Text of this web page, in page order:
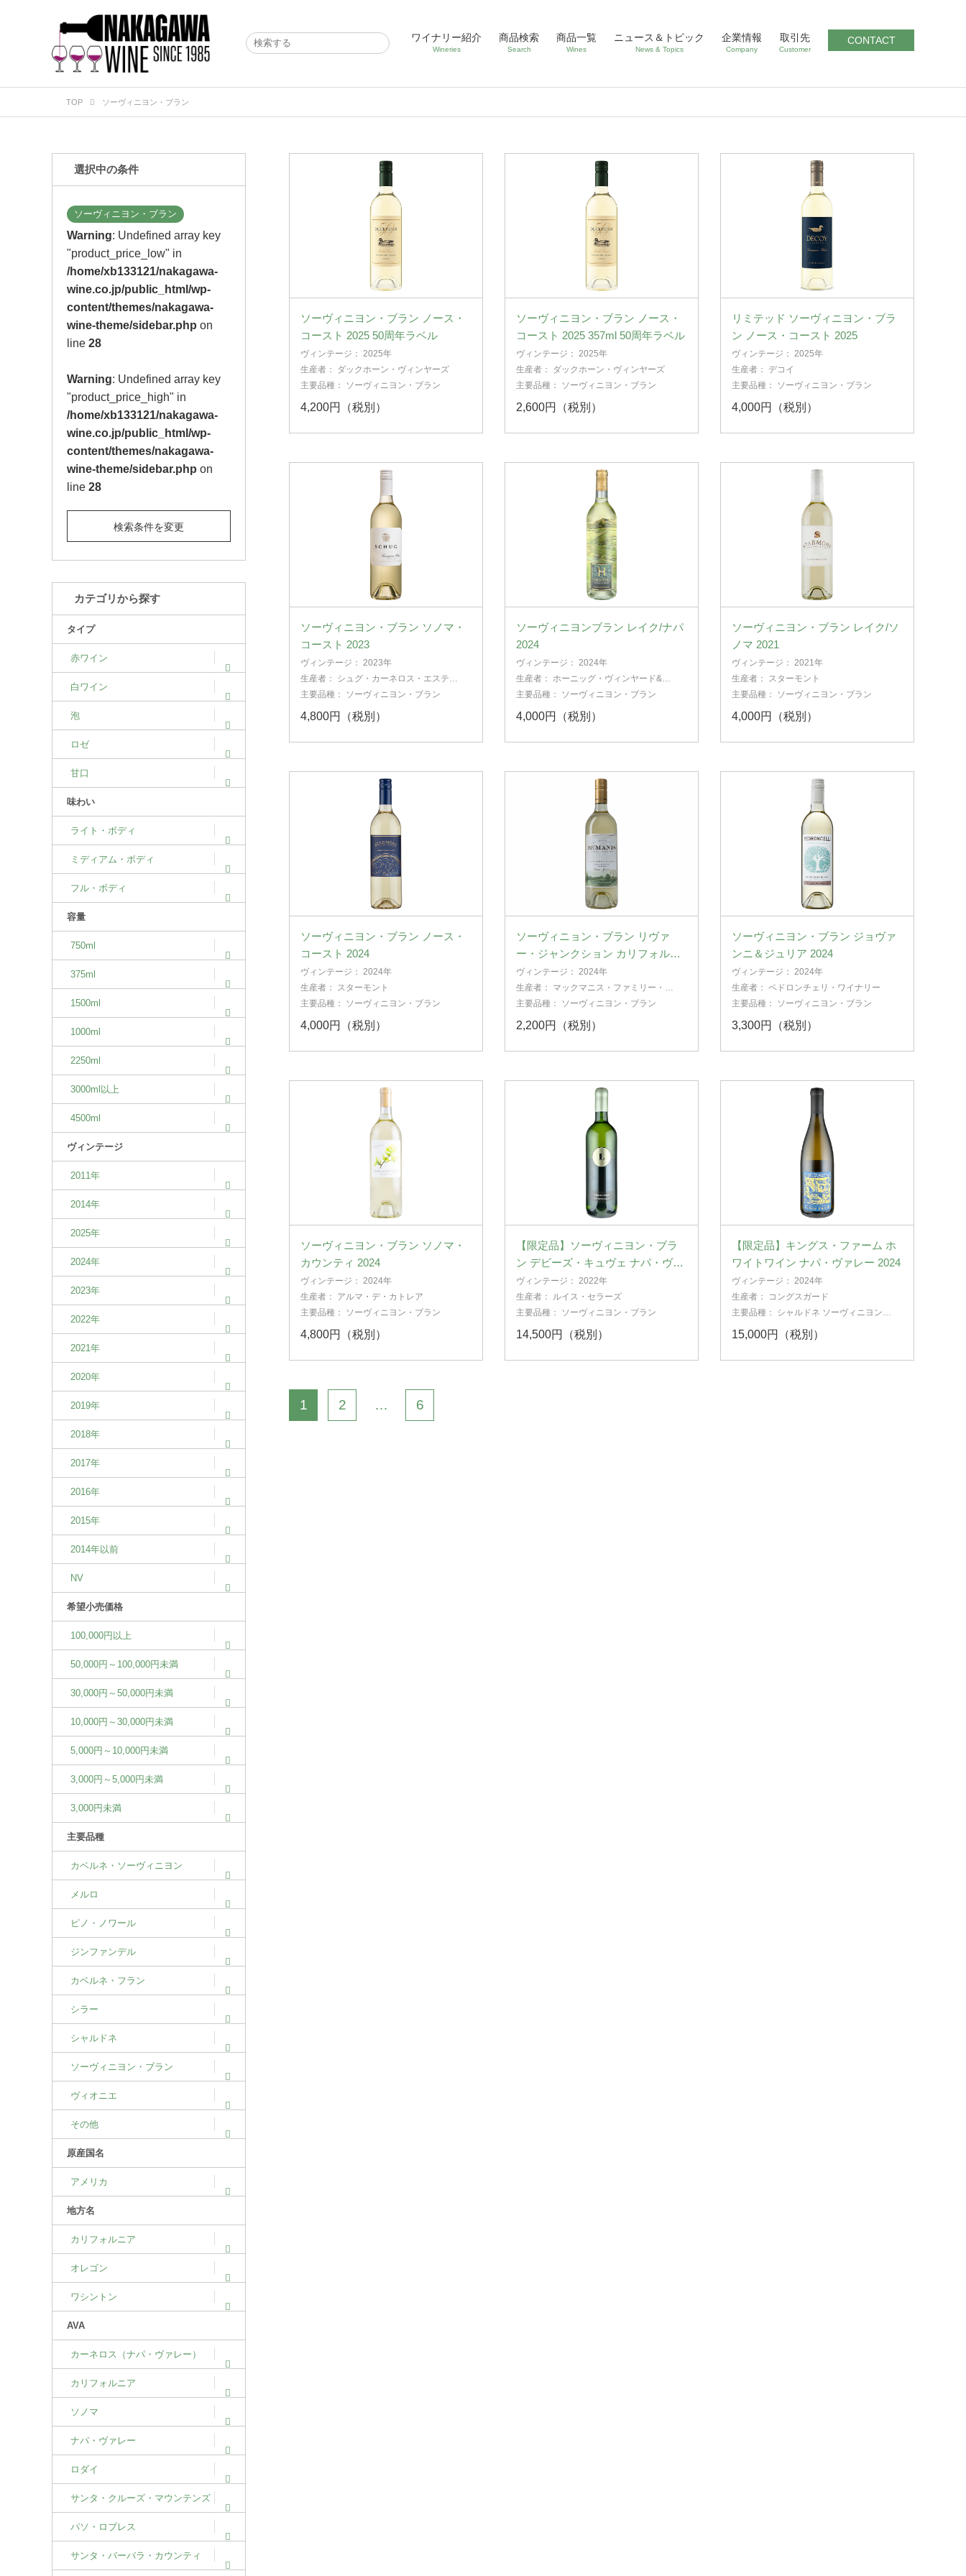
ワイナリー紹介
Wineries
商品検索
Search
商品一覧
Wines
ニュース＆トピック
News & Topics
企業情報
Company
取引先
Customer
CONTACT
TOP ソーヴィニヨン・ブラン
選択中の条件
ソーヴィニヨン・ブラン
Warning: Undefined array key
"product_price_low" in
/home/xb133121/nakagawa-
wine.co.jp/public_html/wp-
content/themes/nakagawa-
wine-theme/sidebar.php on
line 28
Warning: Undefined array key
"product_price_high" in
/home/xb133121/nakagawa-
wine.co.jp/public_html/wp-
content/themes/nakagawa-
wine-theme/sidebar.php on
line 28
検索条件を変更
カテゴリから探す
タイプ
赤ワイン
白ワイン
泡
ロゼ
甘口
味わい
ライト・ボディ
ミディアム・ボディ
フル・ボディ
容量
750ml
375ml
1500ml
1000ml
2250ml
3000ml以上
4500ml
ヴィンテージ
2011年
2014年
2025年
2024年
2023年
2022年
2021年
2020年
2019年
2018年
2017年
2016年
2015年
2014年以前
NV
希望小売価格
100,000円以上
50,000円～100,000円未満
30,000円～50,000円未満
10,000円～30,000円未満
5,000円～10,000円未満
3,000円～5,000円未満
3,000円未満
主要品種
カベルネ・ソーヴィニヨン
メルロ
ピノ・ノワール
ジンファンデル
カベルネ・フラン
シラー
シャルドネ
ソーヴィニヨン・ブラン
ヴィオニエ
その他
原産国名
アメリカ
地方名
カリフォルニア
オレゴン
ワシントン
AVA
カーネロス（ナパ・ヴァレー）
カリフォルニア
ソノマ
ナパ・ヴァレー
ロダイ
サンタ・クルーズ・マウンテンズ
パソ・ロブレス
サンタ・バーバラ・カウンティ
ソーヴィニヨン・ブラン ノース・
コースト 2025 50周年ラベル
ヴィンテージ： 2025年
生産者： ダックホーン・ヴィンヤーズ
主要品種： ソーヴィニヨン・ブラン
4,200円（税別）
ソーヴィニヨン・ブラン ノース・
コースト 2025 357ml 50周年ラベル
ヴィンテージ： 2025年
生産者： ダックホーン・ヴィンヤーズ
主要品種： ソーヴィニヨン・ブラン
2,600円（税別）
リミテッド ソーヴィニヨン・ブラ
ン ノース・コースト 2025
ヴィンテージ： 2025年
生産者： デコイ
主要品種： ソーヴィニヨン・ブラン
4,000円（税別）
ソーヴィニヨン・ブラン ソノマ・
コースト 2023
ヴィンテージ： 2023年
生産者： シュグ・カーネロス・エステー
ト・ワイナリー
主要品種： ソーヴィニヨン・ブラン
4,800円（税別）
ソーヴィニヨンブラン レイク/ナパ
2024
ヴィンテージ： 2024年
生産者： ホーニッグ・ヴィンヤード&ワ
イナリー
主要品種： ソーヴィニヨン・ブラン
4,000円（税別）
ソーヴィニヨン・ブラン レイク/ソ
ノマ 2021
ヴィンテージ： 2021年
生産者： スターモント
主要品種： ソーヴィニヨン・ブラン
4,000円（税別）
ソーヴィニヨン・ブラン ノース・
コースト 2024
ヴィンテージ： 2024年
生産者： スターモント
主要品種： ソーヴィニヨン・ブラン
4,000円（税別）
ソーヴィニョン・ブラン リヴァ
ー・ジャンクション カリフォルニ
ア 2024
ヴィンテージ： 2024年
生産者： マックマニス・ファミリー・ヴ
ィンヤーズ
主要品種： ソーヴィニヨン・ブラン
2,200円（税別）
ソーヴィニヨン・ブラン ジョヴァ
ンニ＆ジュリア 2024
ヴィンテージ： 2024年
生産者： ペドロンチェリ・ワイナリー
主要品種： ソーヴィニヨン・ブラン
3,300円（税別）
ソーヴィニヨン・ブラン ソノマ・
カウンティ 2024
ヴィンテージ： 2024年
生産者： アルマ・デ・カトレア
主要品種： ソーヴィニヨン・ブラン
4,800円（税別）
【限定品】ソーヴィニヨン・ブラ
ン デビーズ・キュヴェ ナパ・ヴァ
レー 2022
ヴィンテージ： 2022年
生産者： ルイス・セラーズ
主要品種： ソーヴィニヨン・ブラン
14,500円（税別）
【限定品】キングス・ファーム ホ
ワイトワイン ナパ・ヴァレー 2024
ヴィンテージ： 2024年
生産者：
コングスガード
主要品種： シャルドネ ソーヴィニヨン・
15,000円（税別）
1 2 … 6